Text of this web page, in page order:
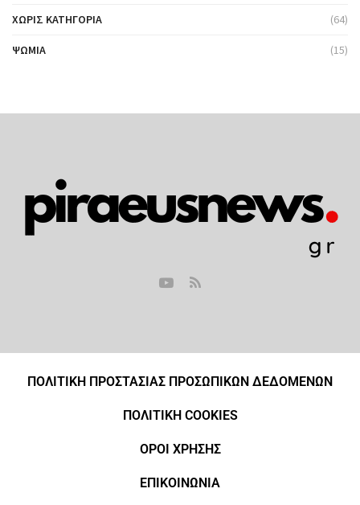
ΧΩΡΊΣ ΚΑΤΗΓΟΡΊΑ (64)
ΨΩΜΙΆ (15)
ΠΟΛΙΤΙΚΗ ΠΡΟΣΤΑΣΙΑΣ ΠΡΟΣΩΠΙΚΩΝ ΔΕΔΟΜΕΝΩΝ
ΠΟΛΙΤΙΚΗ COOKIES
ΟΡΟΙ ΧΡΗΣΗΣ
ΕΠΙΚΟΙΝΩΝΙΑ